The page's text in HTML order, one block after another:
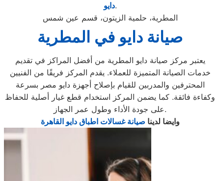
دايو.
المطرية، حلمية الزيتون، قسم عين شمس
صيانة دايو في المطرية
يعتبر مركز صيانة دايو المطرية من أفضل المراكز في تقديم
خدمات الصيانة المتميزة للعملاء. يقدم المركز فريقًا من الفنيين
المحترفين والمدربين للقيام بإصلاح أجهزة دايو مصر بسرعة
وكفاءة فائقة. كما يضمن المركز استخدام قطع غيار أصلية للحفاظ
على جودة الأداء وطول عمر الجهاز.
وايضا لدينا صيانة غسالات اطباق دايو القاهرة